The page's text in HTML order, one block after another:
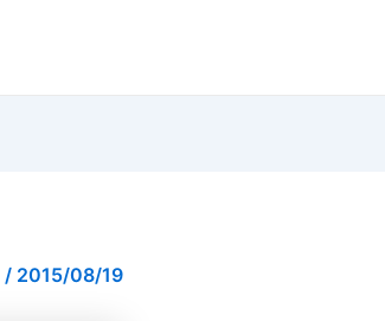
/ 2015/08/19